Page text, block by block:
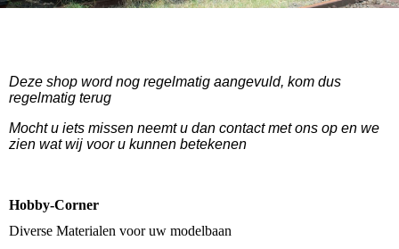
Deze shop word nog regelmatig aangevuld, kom dus
regelmatig terug
Mocht u iets missen neemt u dan contact met ons op en we
zien wat wij voor u kunnen betekenen
Hobby-Corner
Diverse Materialen voor uw modelbaan